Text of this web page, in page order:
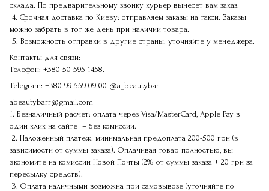
склада. По предварительному звонку курьер вынесет вам заказ.
4. Срочная доставка по Киеву: отправляем заказы на такси. Заказы
можно забрать в тот же день при наличии товара.
5. Возможность отправки в другие страны: уточняйте у менеджера.
Контакты для связи:
Телефон: +380 50 595 1458.
Telegram: +380 99 559 09 00 @a_beautybar
abeautybarr@gmail.com
1. Безналичный расчет: оплата через Visa/MasterCard, Apple Pay в
один клик на сайте – без комиссии.
2. Наложенный платеж: минимальная предоплата 200-500 грн (в
зависимости от суммы заказа). Оплачивая товар полностью, вы
экономите на комиссии Новой Почты (2% от суммы заказа + 20 грн за
пересылку средств).
3. Оплата наличными возможна при самовывозе (уточняйте по